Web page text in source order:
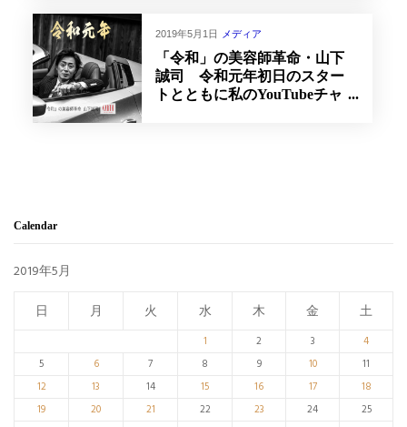
2019年5月1日 メディア
「令和」の美容師革命・山下
誠司 令和元年初日のスター
トとともに私のYouTubeチャ
Calendar
2019年5月
日
月 火 水 木 金 土
1 2 3
4
5
6 7 8 9 10
11
12
13 14 15 16 17
18
19
20 21 22 23 24
25